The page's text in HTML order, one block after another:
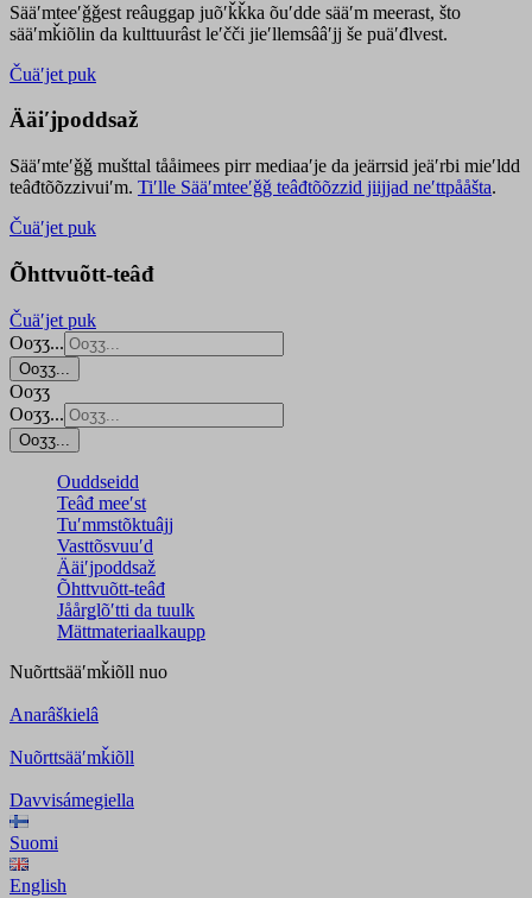
Sääʹmteeʹǧǧest reâuggap juõʹǩǩka õuʹdde sääʹm meerast, što
sääʹmǩiõlin da kulttuurâst leʹčči jieʹllemsââʹjj še puäʹđlvest.
Čuäʹjet puk
Ääiʹjpoddsaž
Sääʹmteʹǧǧ mušttal tååimees pirr mediaaʹje da jeärrsid jeäʹrbi mieʹldd
teâđtõõzzivuiʹm. Tiʹlle Sääʹmteeʹǧǧ teâđtõõzzid jiijjad neʹttpååšta.
Čuäʹjet puk
Õhttvuõtt-teâđ
Čuäʹjet puk
Ooʒʒ...
Ooʒʒ...
Ooʒʒ
Ooʒʒ...
Ooʒʒ...
Ouddseidd
Teâđ meeʹst
Tuʹmmstõktuâjj
Vasttõsvuuʹd
Ääiʹjpoddsaž
Õhttvuõtt-teâđ
Jåårǥlõʹtti da tuulk
Mättmateriaalkaupp
Nuõrttsääʹmǩiõll nuo
Anarâškielâ
Nuõrttsääʹmǩiõll
Davvisámegiella
Suomi
English